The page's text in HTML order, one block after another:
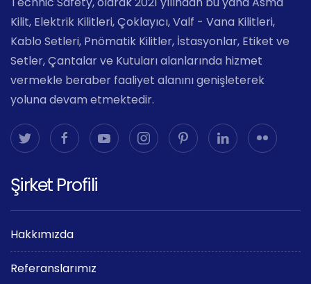
Kilit, Elektrik Kilitleri, Çoklayıcı, Valf - Vana Kilitleri,
Kablo Setleri, Pnömatik Kilitler, İstasyonlar, Etiket ve
Setler, Çantalar ve Kutuları alanlarında hizmet
vermekle beraber faaliyet alanını genişleterek
yoluna devam etmektedir.
Şirket Profili
Hakkımızda
Referanslarımız